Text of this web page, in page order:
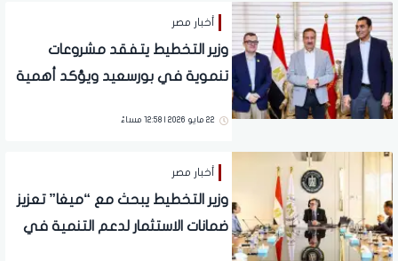
أخبار مصر
وزير التخطيط يتفقد مشروعات
تنموية في بورسعيد ويؤكد أهمية
22 مايو 2026 | 12:58 مساءً
أخبار مصر
وزير التخطيط يبحث مع “ميغا” تعزيز
ضمانات الاستثمار لدعم التنمية في